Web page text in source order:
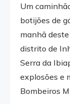
Um
botijões de
manhã
distrito de
Serra da
explosões e
Bombeiros